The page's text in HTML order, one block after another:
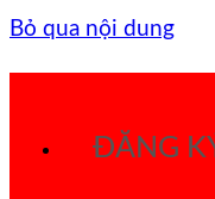
Bỏ qua nội dung
ĐĂNG